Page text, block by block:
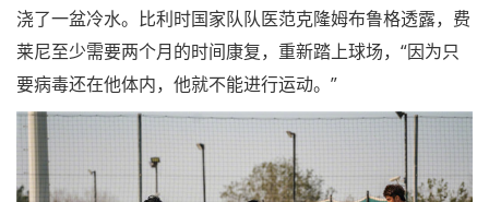
浇了一盆冷水。比利时国家队队医范克隆姆布鲁格透露，费
莱尼至少需要两个月的时间康复，重新踏上球场，“因为只
要病毒还在他体内，他就不能进行运动。”